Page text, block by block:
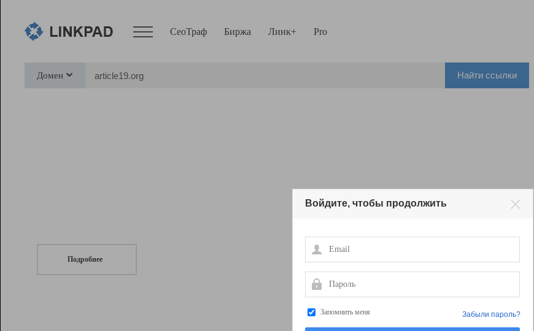
СеоТраф Биржа Линк+ Pro
Домен Найти ссылки
Подробнее
Войдите, чтобы продолжить
Email
Пароль
Запомнить меня Забыли пароль?